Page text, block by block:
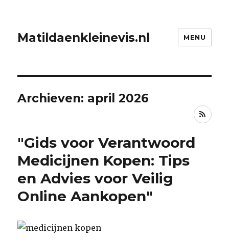
Matildaenkleinevis.nl MENU
Archieven: april 2026
RSS
"Gids voor Verantwoord
Medicijnen Kopen: Tips
en Advies voor Veilig
Online Aankopen"